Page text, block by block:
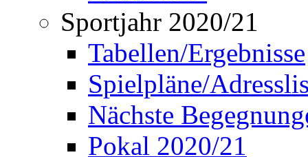
Sportjahr 2020/21
Tabellen/Ergebnisse
Spielpläne/
Nächste
Pokal 2020/21